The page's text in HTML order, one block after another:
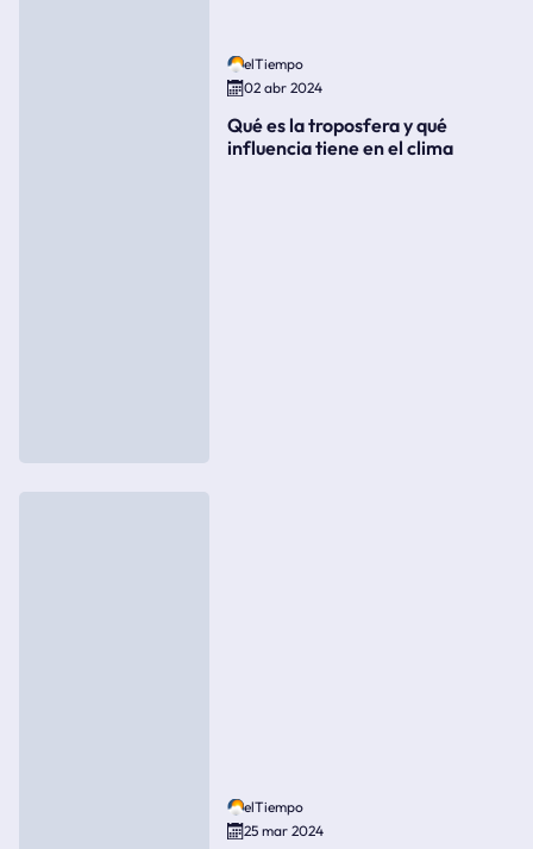
elTiempo
02 abr 2024
Qué es la troposfera y qué
influencia tiene en el clima
elTiempo
25 mar 2024